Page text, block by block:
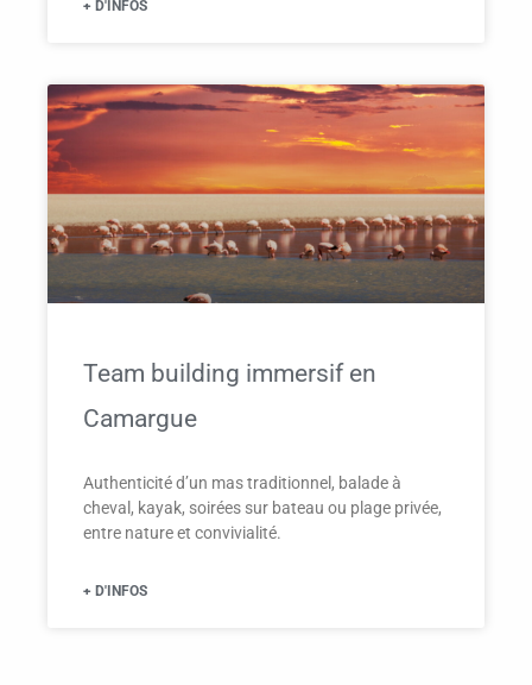
+ D'INFOS
Team building immersif en
Camargue
Authenticité d’un mas traditionnel, balade à
cheval, kayak, soirées sur bateau ou plage privée,
entre nature et convivialité.
+ D'INFOS